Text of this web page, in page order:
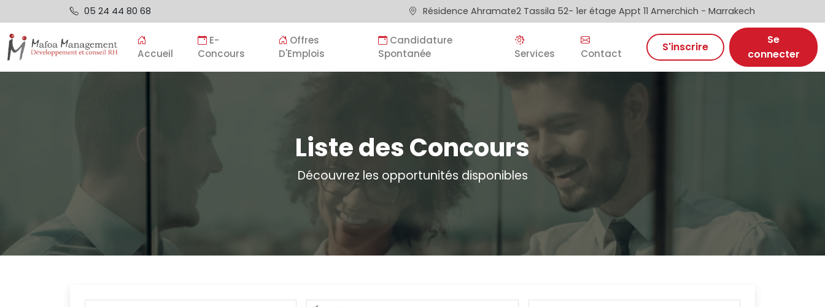
05 24 44 80 68 Résidence Ahramate2 Tassila 52- 1er étage Appt 11 Amerchich - Marrakech
Accueil
E-
Concours
Offres
D'Emplois
Candidature
Spontanée
Services Contact S'inscrire
Se
connecter
Liste des Concours
Découvrez les opportunités disponibles